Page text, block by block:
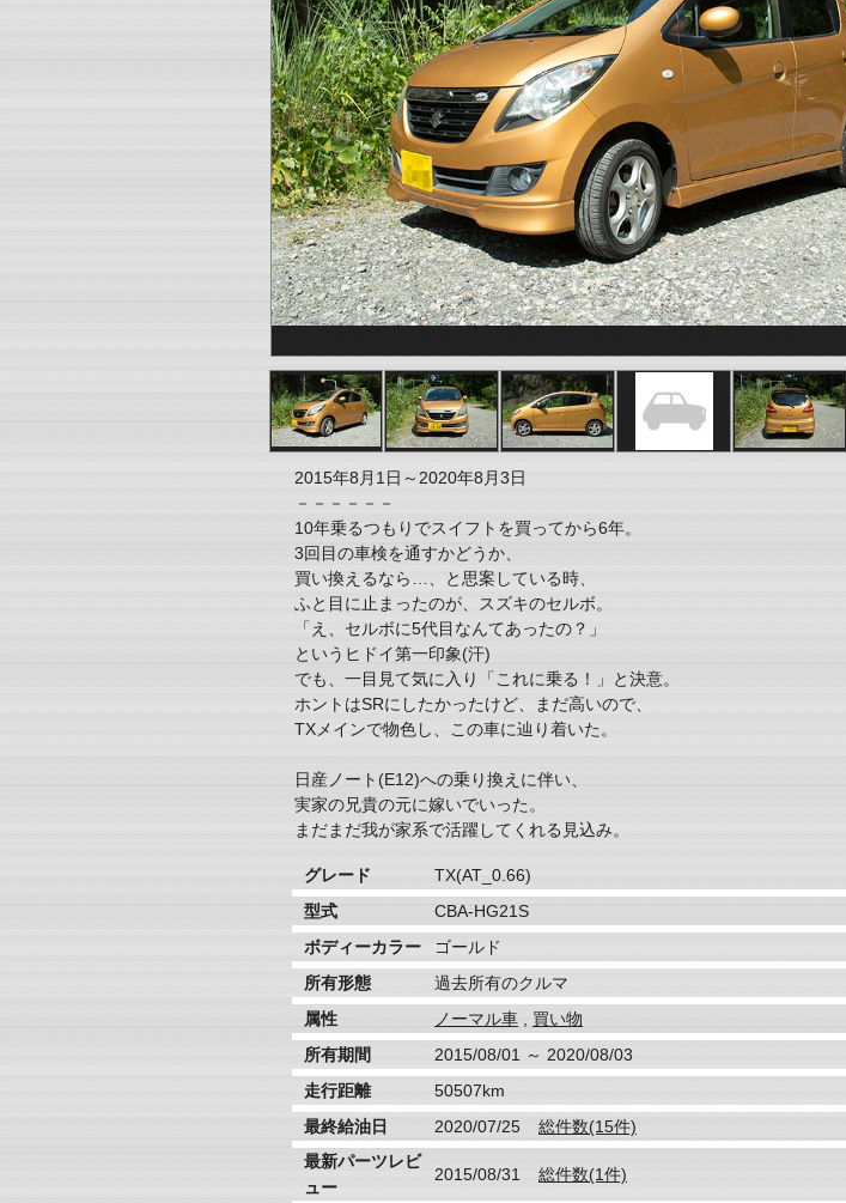
2015年8月1日～2020年8月3日
－－－－－－
10年乗るつもりでスイフトを買ってから6年。
3回目の車検を通すかどうか、
買い換えるなら…、と思案している時、
ふと目に止まったのが、スズキのセルボ。
「え、セルボに5代目なんてあったの？」
というヒドイ第一印象(汗)
でも、一目見て気に入り「これに乗る！」と決意。
ホントはSRにしたかったけど、まだ高いので、
TXメインで物色し、この車に辿り着いた。
日産ノート(E12)への乗り換えに伴い、
実家の兄貴の元に嫁いでいった。
まだまだ我が家系で活躍してくれる見込み。
グレード
TX(AT_0.66)
型式
CBA-HG21S
ボディーカラー
ゴールド
所有形態
過去所有のクルマ
属性
ノーマル車
買い物
所有期間
2015/08/01 ～ 2020/08/03
走行距離
50507km
最終給油日
2020/07/25
総件数(15件)
最新パーツレビ
ュー
2015/08/31 総件数(1件)